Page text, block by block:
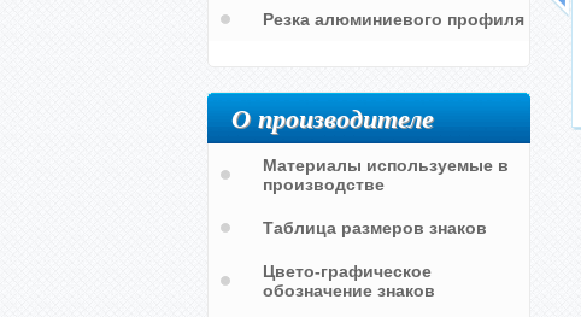
Резка алюминиевого профиля
О производителе
Материалы используемые в
производстве
Таблица размеров знаков
Цвето-графическое
обозначение знаков